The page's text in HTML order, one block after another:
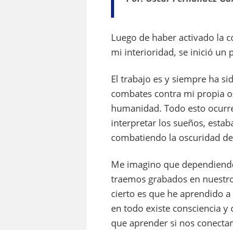
b
o
o
k
A
p
p
a
m
Luego de haber activado la
mi interioridad, se inició un
El trabajo es y siempre ha
combates contra mi propia
humanidad. Todo esto
interpretar los sueños,
combatiendo la oscuridad
Me imagino que
traemos grabados en
cierto es que he aprendido
en todo existe consciencia
que aprender si nos